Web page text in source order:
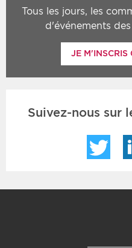
Tous les jours, les
d'événements
JE M'INSCRIS
Suivez-nous sur